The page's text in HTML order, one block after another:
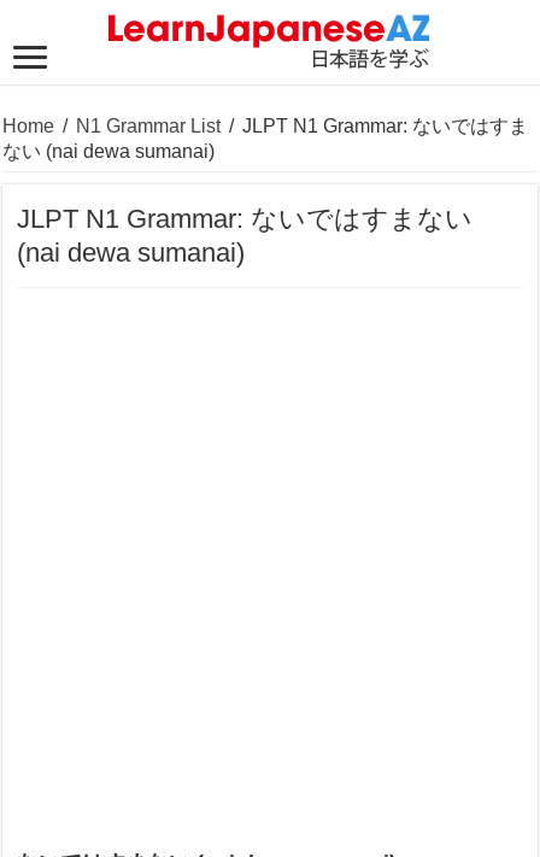
Home / N1 Grammar List / JLPT N1 Grammar: ないではすま
ない (nai dewa sumanai)
JLPT N1 Grammar: ないではすまない
(nai dewa sumanai)